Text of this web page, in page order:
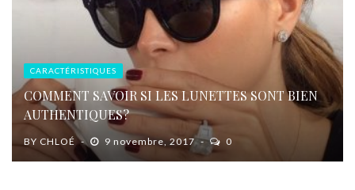
CARACTÉRISTIQUES
COMMENT SAVOIR SI LES LUNETTES SONT BIEN
AUTHENTIQUES?
BY CHLOÉ 9 novembre, 2017 0